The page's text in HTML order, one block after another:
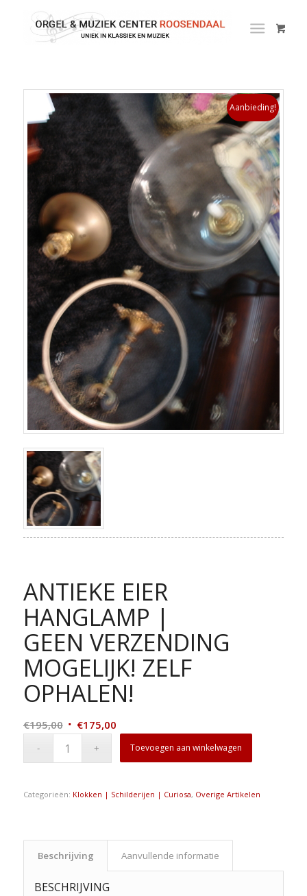
Aanbieding!
ANTIEKE EIER
HANGLAMP |
GEEN VERZENDING
MOGELIJK! ZELF
OPHALEN!
€195,00 Oorspronkelijke
was:
€175,00Huidige
Toevoegen aan winkelwagen
Categorieën: Klokken | Schilderijen | Curiosa, Overige Artikelen
Beschrijving Aanvullende informatie
BESCHRIJVING